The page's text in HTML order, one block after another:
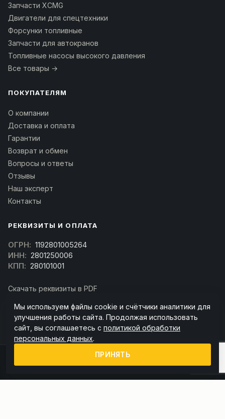
Запчасти XCMG
Двигатели для спецтехники
Форсунки топливные
Запчасти для автокранов
Топливные насосы высокого давления
Все товары →
ПОКУПАТЕЛЯМ
О компании
Доставка и оплата
Гарантии
Возврат и обмен
Вопросы и ответы
Отзывы
Наш эксперт
Контакты
РЕКВИЗИТЫ И ОПЛАТА
ОГРН: 1192801005264
ИНН: 2801250006
КПП: 280101001
Скачать реквизиты в PDF
(Скачать договор)
Мы используем файлы cookie и счётчики аналитики для
улучшения работы сайта. Продолжая использовать
сайт, вы соглашаетесь с политикой обработки
персональных данных.
ПРИНЯТЬ